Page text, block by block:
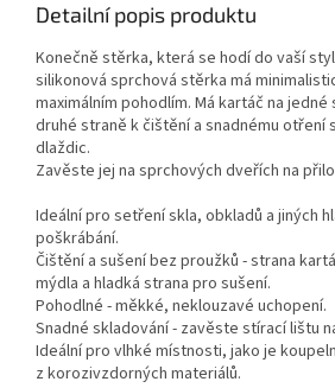
Detailní popis produktu
Konečně stěrka, která se hodí do vaší
silikonová sprchová stěrka má
maximálním pohodlím. Má kartáč na jedné
druhé straně k čištění a snadnému otření
dlaždic.
Zavěste jej na sprchových dveřích na
Ideální pro setření skla, obkladů a jiných
poškrábání.
Čištění a sušení bez proužků - strana
mýdla a hladká strana pro sušení.
Pohodlné - měkké, neklouzavé uchopení.
Snadné skladování - zavěste stírací lištu
Ideální pro vlhké místnosti, jako je
z korozivzdorných materiálů.